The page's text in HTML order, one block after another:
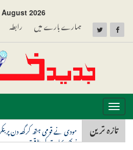
August 2026
ہمارے بارے میں رابطہ
Toggle
navigation
تازہ ترین مودی نے قومی ہتھ کرگھہ دن پر
نربھر بھارت کی طاقت